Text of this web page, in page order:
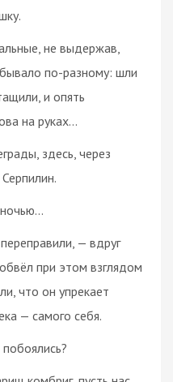
не выдержав,
по-разному: шли
и опять
на руках…
здесь, через
— вдруг
при этом взглядом
что он упрекает
— самого себя.